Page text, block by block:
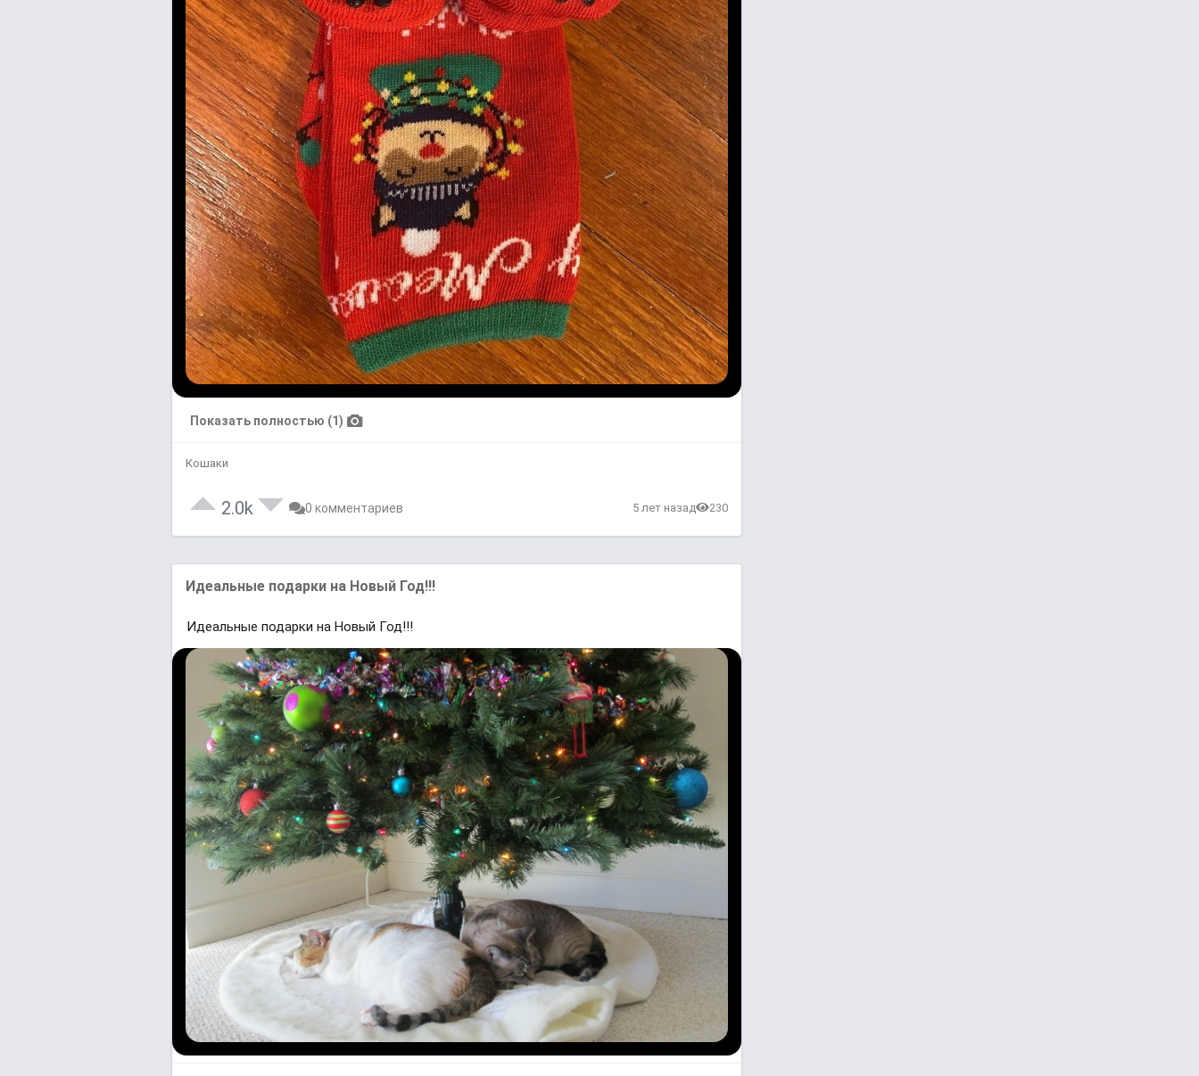
Показать полностью (1)
Кошаки
2.0k 0 комментариев 5 лет назад 230
Идеальные подарки на Новый Год!!!
Идеальные подарки на Новый Год!!!